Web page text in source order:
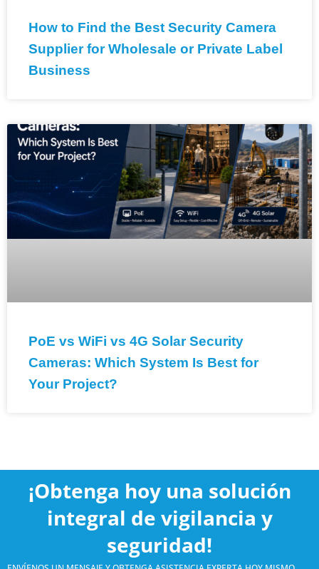
How to Find the Best Security Camera
Supplier for Wholesale or Private Label
Business
PoE vs WiFi vs 4G Solar Security
Cameras: Which System Is Best for
Your Project?
¡Obtenga hoy una solución
integral de vigilancia y
seguridad!